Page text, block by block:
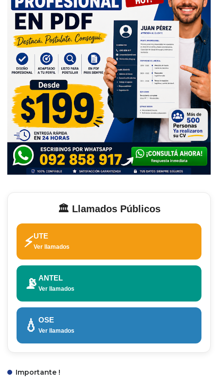
🏛️ Llamados Públicos
⚡UTE
Ver llamados
📡 ANTEL
Ver llamados
💧 OSE
Ver llamados
Importante !